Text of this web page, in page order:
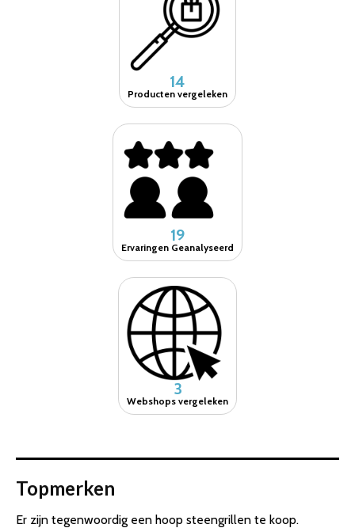
14
Producten vergeleken
19
Ervaringen Geanalyseerd
3
Webshops vergeleken
Topmerken
Er zijn tegenwoordig een hoop steengrillen te koop.